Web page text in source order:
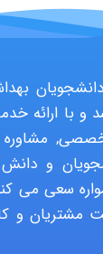
شد و با
و
سعی می
مشتریان و